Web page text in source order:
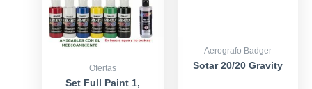
Ofertas
Set Full Paint 1,
Aerografo Badger
Sotar 20/20 Gravity